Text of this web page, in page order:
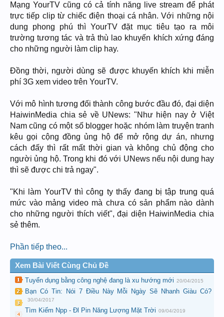
Mạng YourTV cũng có cả tính năng live stream để phát
trực tiếp clip từ chiếc điện thoại cá nhân. Với những nội
dung phong phú thì YourTV đặt mục tiêu tạo ra môi
trường tương tác và trả thù lao khuyến khích xứng đáng
cho những người làm clip hay.
Đồng thời, người dùng sẽ được khuyến khích khi miễn
phí 3G xem video trên YourTV.
Với mô hình tương đối thành công bước đầu đó, đại diện
HaiwinMedia chia sẻ về UNews: "Như hiện nay ở Việt
Nam cũng có một số blogger hoặc nhóm làm truyện tranh
kêu gọi cộng đồng ủng hộ để mở rộng dự án, nhưng
cách đấy thì rất mất thời gian và không chủ động cho
người ủng hộ. Trong khi đó với UNews nếu nội dung hay
thì sẽ được chi trả ngay".
"Khi làm YourTV thì công ty thấy đang bị tập trung quá
mức vào mảng video mà chưa có sản phẩm nào dành
cho những người thích viết", đại diện HaiwinMedia chia
sẻ thêm.
Phần tiếp theo...
Xem Bài Viết Cùng Chủ Đề
Tuyển dụng bằng công nghệ đang là xu hướng mới 20/04/2015
Bạn Có Tin: Nói 7 Điều Này Mỗi Ngày Sẽ Nhanh Giàu Có?
30/04/2017
Tìm Kiếm Npp - Đl Pin Năng Lượng Mặt Trời 09/04/2019